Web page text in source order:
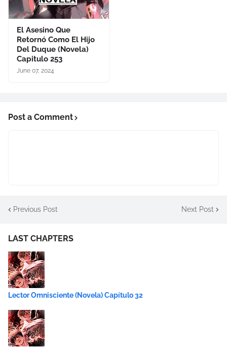
El Asesino Que
Retornó Como El Hijo
Del Duque (Novela)
Capitulo 253
June 07, 2024
Post a Comment
Previous Post Next Post
LAST CHAPTERS
Lector Omnisciente (Novela) Capítulo 32